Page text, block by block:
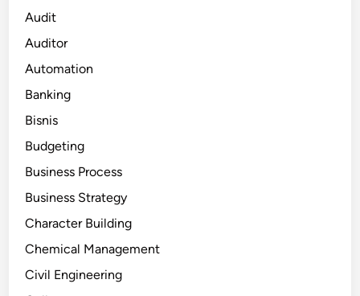
Audit
Auditor
Automation
Banking
Bisnis
Budgeting
Business Process
Business Strategy
Character Building
Chemical Management
Civil Engineering